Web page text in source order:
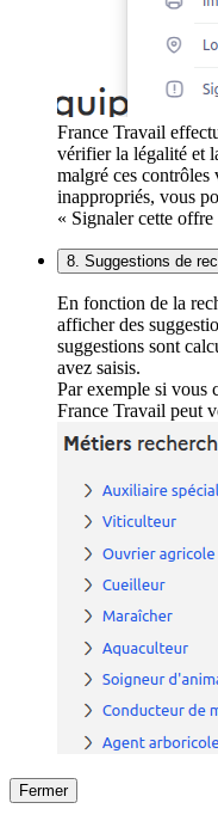
France Travail
vérifier la légalité et
malgré ces contrôles
inappropriés, vous
« Signaler cette offre
8. Suggestions de
En fonction de la
afficher des
suggestions sont
avez saisis.
Par exemple si vous
France Travail peut
Fermer